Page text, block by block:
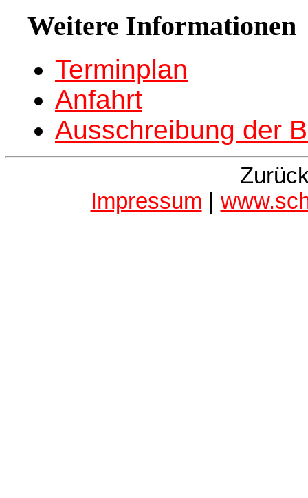
Weitere Informationen
Terminplan
Anfahrt
Ausschreibung der
Impressum